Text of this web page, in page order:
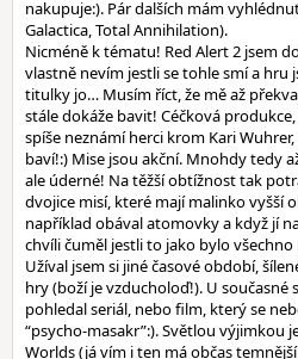
nakupuje:). Pár dalších mám
Galactica, Total Annihilation).
Nicméně k tématu! Red Alert 2 jsem
vlastně nevím jestli se tohle smí a hru
titulky jo… Musím říct, že mě až
stále dokáže bavit! Céčková
spíše neznámí herci krom Kari
baví!:) Mise jsou akční. Mnohdy tedy
ale úderné! Na těžší obtížnost tak
dvojice misí, které mají malinko vyšší
například obával atomovky a když jí
chvíli čuměl jestli to jako bylo všechno
Užíval jsem si jiné časové období,
hry (boží je vzducholoď!). U současné
pohledal seriál, nebo film, který se
“psycho-masakr”:). Světlou výjimkou
Worlds (já vím i ten má občas